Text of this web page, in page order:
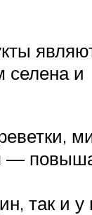
селена и
—
так и